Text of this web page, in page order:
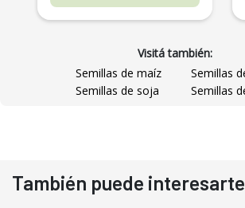
Visitá también:
Semillas de maíz
Semillas
Semillas de soja
Semillas
También puede interesarte